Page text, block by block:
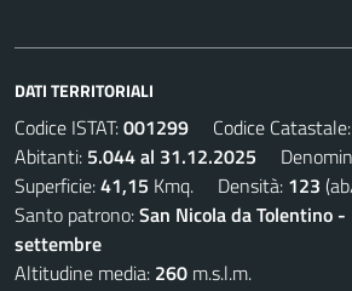
DATI TERRITORIALI
Codice ISTAT:001299 Codice Catastale:
Abitanti: 5.044 al 31.12.2025
Superficie:41,15 Kmq. Densità: 123
Santo patrono:San Nicola da Tolentino -
settembre
Altitudine media: 260 m.s.l.m.